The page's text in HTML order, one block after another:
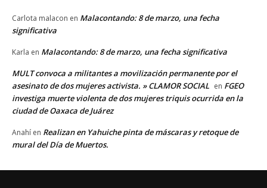
Carlota malacon en Malacontando: 8 de marzo, una fecha
significativa
Karla en Malacontando: 8 de marzo, una fecha significativa
MULT convoca a militantes a movilización permanente por el
asesinato de dos mujeres activista. » CLAMOR SOCIAL en FGEO
investiga muerte violenta de dos mujeres triquis ocurrida en la
ciudad de Oaxaca de Juárez
Anahí en Realizan en Yahuiche pinta de máscaras y retoque de
mural del Día de Muertos.